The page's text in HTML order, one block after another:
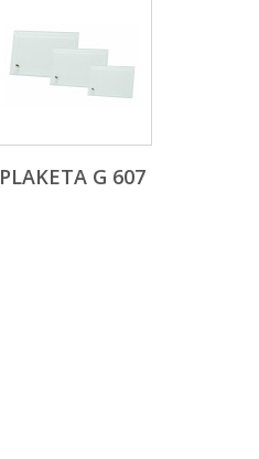
PLAKETA G 607